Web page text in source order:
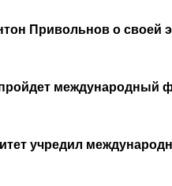
Привольнов о своей
международный
учредил